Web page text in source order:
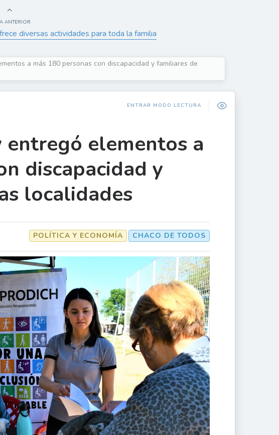
ANTERIOR
diversas actividades para toda la familia
a más 180 personas con discapacidad y familiares de
ENTRAR MODO LECTURA
entregó elementos a
discapacidad y
localidades
CHACO DE TODOS
POLÍTICA Y ECONOMÍA